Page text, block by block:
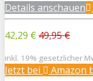
Details anschauen
42,29 € 49,95 €
inkl. 19% gesetzlicher
Jetzt bei Amazon